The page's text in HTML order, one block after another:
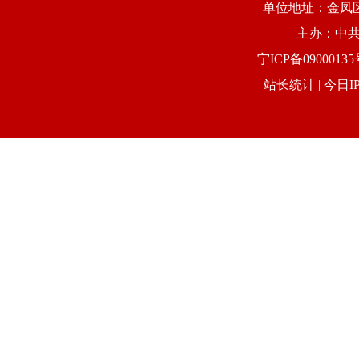
单位地址：金凤
主办：中
宁ICP备09000135
站长统计| 今日